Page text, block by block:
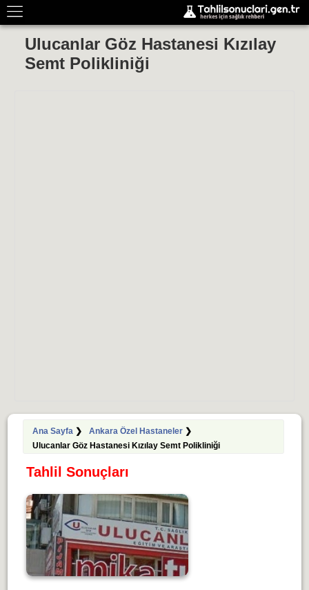
Ulucanlar Göz Hastanesi Kızılay
Semt Polikliniği
Ana Sayfa❯ Ankara Özel Hastaneler❯
Ulucanlar Göz Hastanesi Kızılay Semt Polikliniği
Tahlil Sonuçları